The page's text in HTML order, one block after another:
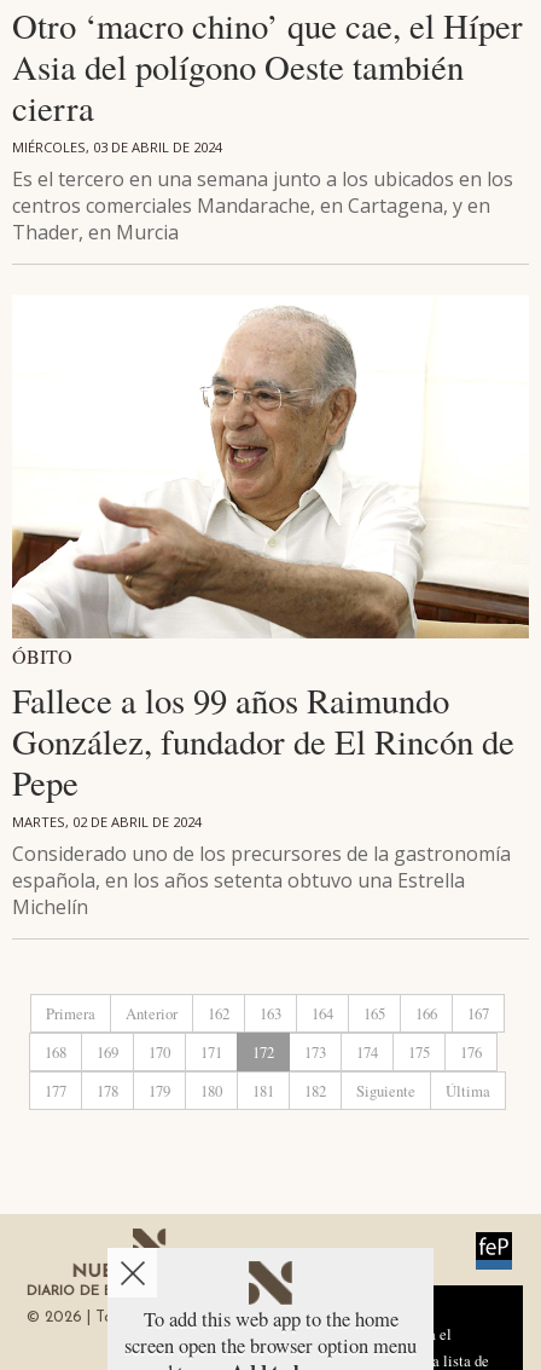
Otro ‘macro chino’ que cae, el Híper
Asia del polígono Oeste también
cierra
MIÉRCOLES, 03 DE ABRIL DE 2024
Es el tercero en una semana junto a los ubicados en los
centros comerciales Mandarache, en Cartagena, y en
Thader, en Murcia
ÓBITO
Fallece a los 99 años Raimundo
González, fundador de El Rincón de
Pepe
MARTES, 02 DE ABRIL DE 2024
Considerado uno de los precursores de la gastronomía
española, en los años setenta obtuvo una Estrella
Michelín
Primera Anterior 162 163 164 165 166
167
168
169 170 171 172 173 174 175
176
177
178 179 180 181 182 Siguiente Última
DIARIO DE ECONOMÍA DE LA REGIÓN DE MURCIA
© 2026 | Todos los derechos reservados
To add this web app to the home
screen open the browser option menu
Aviso sobre el Uso de cookies:
Utilizamos cookies nuestras y de terceros para el
funcionamiento del digital. Puedes consultar la lista de